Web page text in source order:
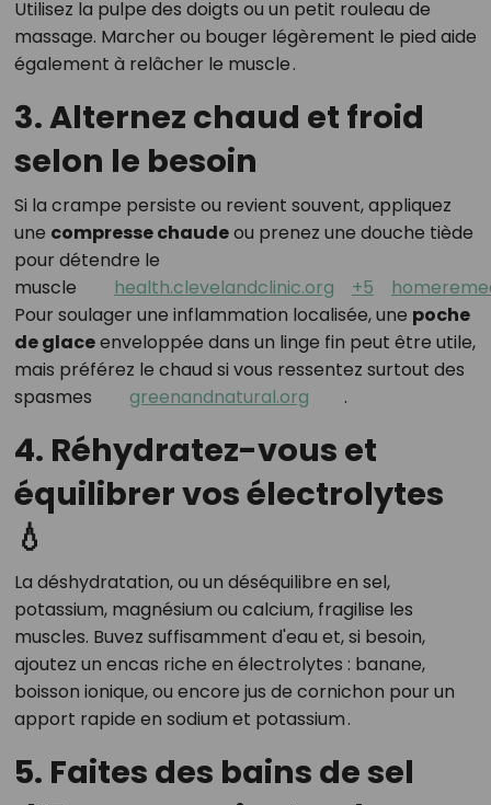
Utilisez la pulpe des doigts ou un petit rouleau de
massage. Marcher ou bouger légèrement le pied aide
également à relâcher le muscle.
3. Alternez chaud et froid
selon le besoin
Si la crampe persiste ou revient souvent, appliquez
une compresse chaudeou prenez une douche tiède
pour détendre le
muscle
health.clevelandclinic.org +5
Pour soulager une inflammation localisée, une poche
de glaceenveloppée dans un linge fin peut être utile,
mais préférez le chaud si vous ressentez surtout des
spasmes
greenandnatural.org .
4. Réhydratez-vous et
équilibrer vos électrolytes
💧
La déshydratation, ou un déséquilibre en sel,
potassium, magnésium ou calcium, fragilise les
muscles. Buvez suffisamment d'eau et, si besoin,
ajoutez un encas riche en électrolytes : banane,
boisson ionique, ou encore jus de cornichon pour un
apport rapide en sodium et potassium.
5. Faites des bains de sel